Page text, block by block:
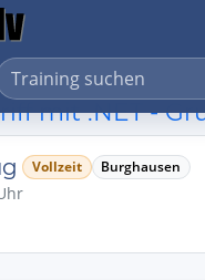
mit .NET -
Vollzeit Burghausen